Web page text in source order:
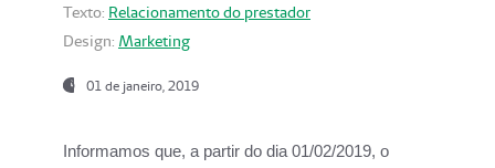
Texto: Relacionamento do prestador
Design: Marketing
01 de janeiro, 2019
Informamos que, a partir do dia 01/02/2019, o